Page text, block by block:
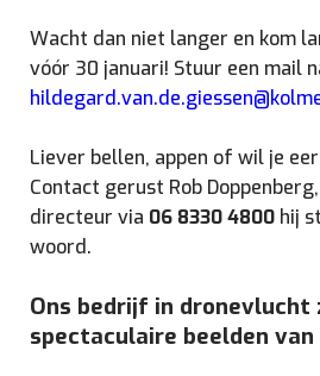
Wacht dan niet langer en kom
vóór 30 januari! Stuur een mail
Liever bellen, appen of wil je
Contact gerust Rob
directeur via 06 8330 4800 hij
woord.
Ons bedrijf in dronevlucht
spectaculaire beelden van